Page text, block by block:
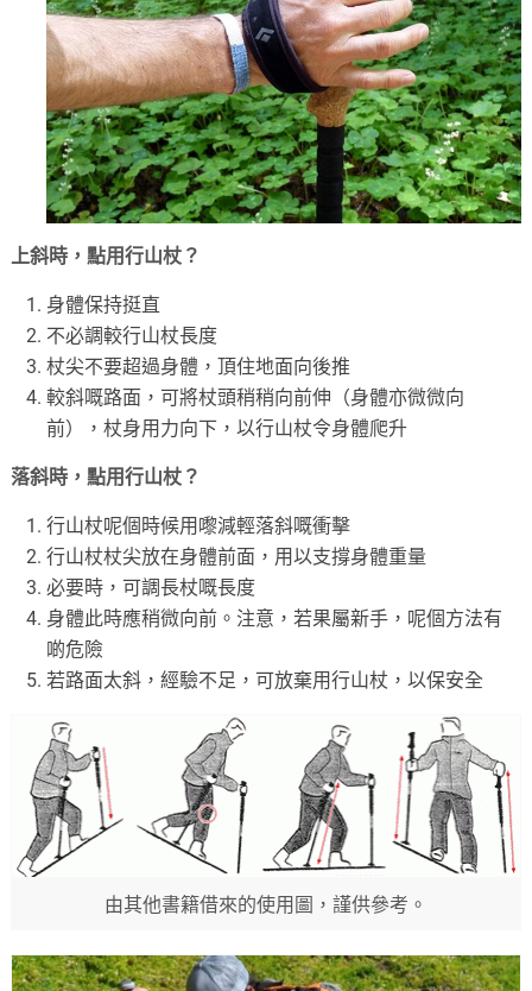
上斜時，點用行山杖？
身體保持挺直
不必調較行山杖長度
杖尖不要超過身體，頂住地面向後推
較斜嘅路面，可將杖頭稍稍向前伸（身體亦微微向
前），杖身用力向下，以行山杖令身體爬升
落斜時，點用行山杖？
行山杖呢個時候用嚟減輕落斜嘅衝擊
行山杖杖尖放在身體前面，用以支撐身體重量
必要時，可調長杖嘅長度
身體此時應稍微向前。注意，若果屬新手，呢個方法有
啲危險
若路面太斜，經驗不足，可放棄用行山杖，以保安全
由其他書籍借來的使用圖，謹供參考。